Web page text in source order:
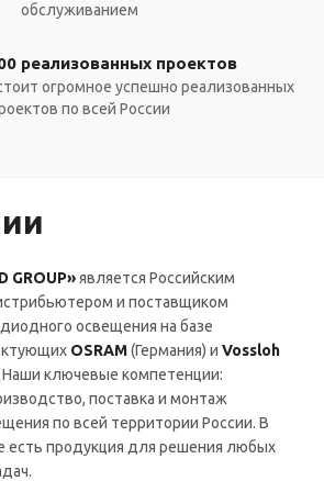
обслуживанием
реализованных проектов
огромное успешно реализованных
по всей России
GROUP»является Российским
и поставщиком
освещения на базе
OSRAM(Германия) и Vossloh
Наши ключевые компетенции:
поставка и монтаж
по всей территории России. В
есть продукция для решения любых